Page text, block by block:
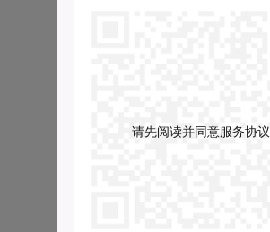
请先阅读并同意服务协议